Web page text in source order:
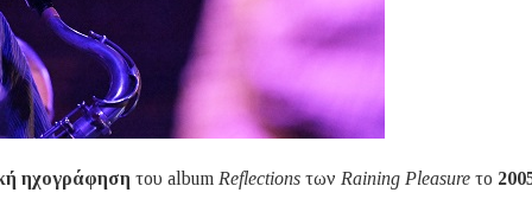
ηχογράφηση του album Reflections των Raining Pleasure το